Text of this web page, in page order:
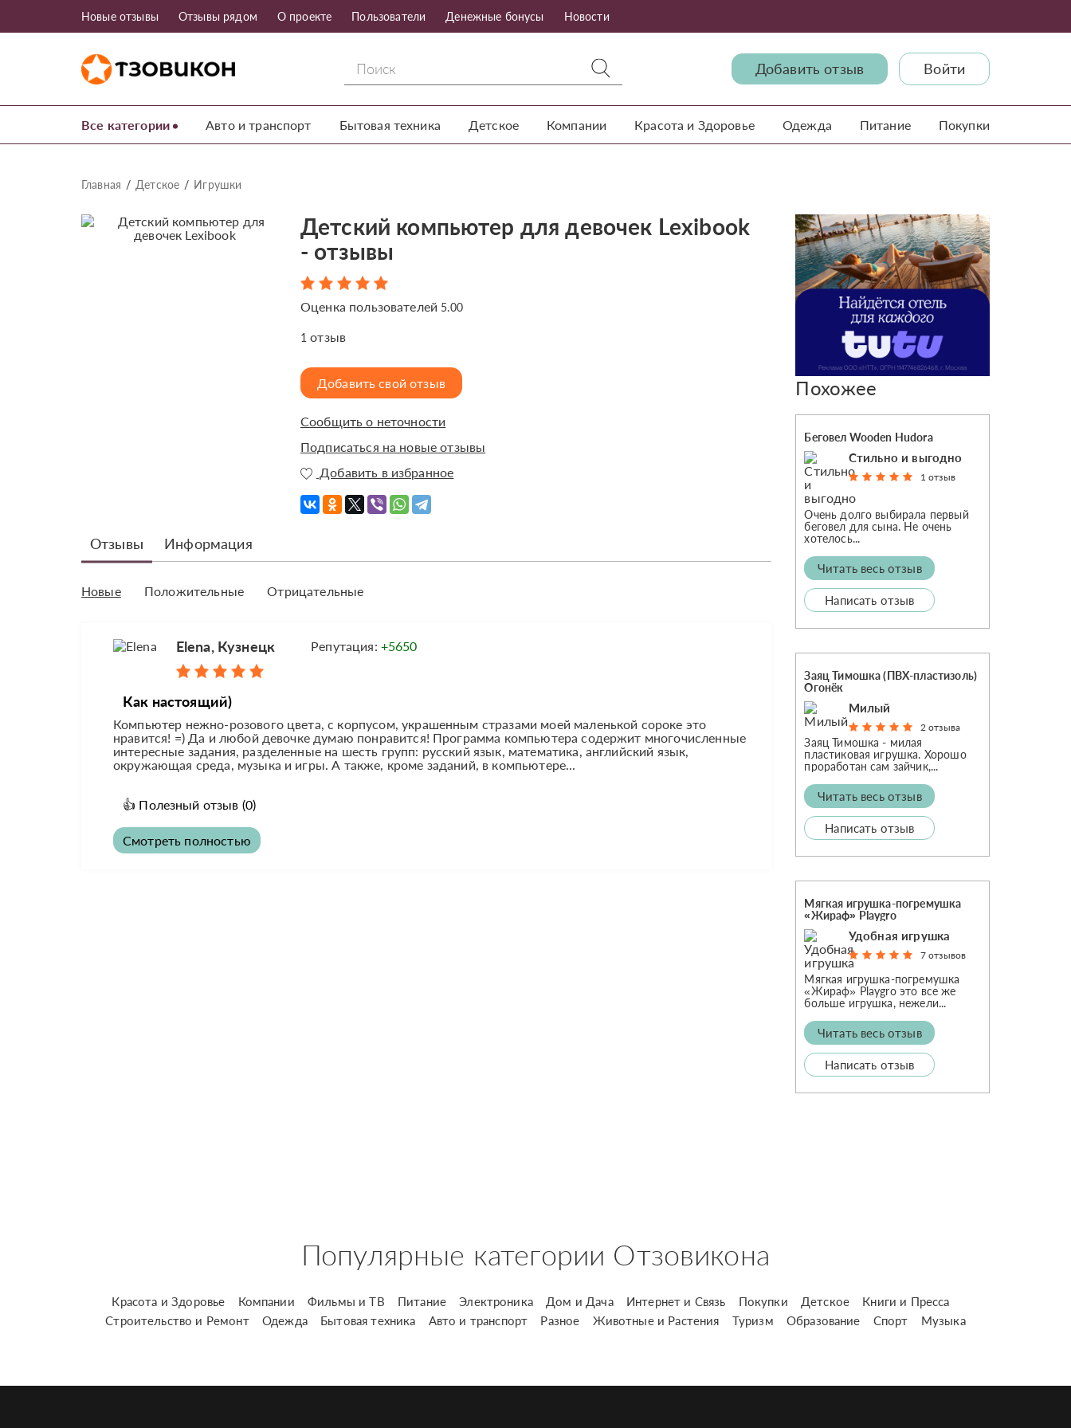
Новые отзывы Отзывы рядом О проекте Пользователи Денежные бонусы Новости
Добавить отзыв Войти
Все категории Авто и транспорт Бытовая техника Детское Компании Красота и Здоровье Одежда Питание Покупки
Главная Детское Игрушки
Детский компьютер для девочек Lexibook
- отзывы
Оценка пользователей 5.00
1 отзыв
Добавить свой отзыв
Сообщить о неточности
Подписаться на новые отзывы
Добавить в избранное
Отзывы Информация
Новые Положительные Отрицательные
Elena, Кузнецк Репутация: +5650
Как настоящий)
Компьютер нежно-розового цвета, с корпусом, украшенным стразами моей маленькой сороке это
нравится! =) Да и любой девочке думаю понравится! Программа компьютера содержит многочисленные
интересные задания, разделенные на шесть групп: русский язык, математика, английский язык,
окружающая среда, музыка и игры. А также, кроме заданий, в компьютере...
👍 Полезный отзыв (0)
Смотреть полностью
Похожее
Беговел Wooden Hudora
Стильно и выгодно
1 отзыв
Очень долго выбирала первый
беговел для сына. Не очень
хотелось...
Читать весь отзыв
Написать отзыв
Заяц Тимошка (ПВХ-пластизоль)
Огонёк
Милый
2 отзыва
Заяц Тимошка - милая
пластиковая игрушка. Хорошо
проработан сам зайчик,...
Читать весь отзыв
Написать отзыв
Мягкая игрушка-погремушка
«Жираф» Playgro
Удобная игрушка
7 отзывов
Мягкая игрушка-погремушка
«Жираф» Playgro это все же
больше игрушка, нежели...
Читать весь отзыв
Написать отзыв
Популярные категории Отзовикона
Красота и Здоровье Компании Фильмы и ТВ Питание Электроника Дом и Дача Интернет и Связь Покупки Детское
Книги и Пресса
Строительство и Ремонт
Одежда Бытовая техника Авто и транспорт Разное Животные и Растения Туризм Образование Спорт Музыка